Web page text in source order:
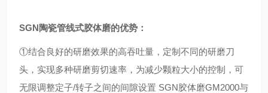
SGN陶瓷管线式胶体磨的优势：
①结合良好的研磨效果的高吞吐量，定制不同的研磨刀
头，实现多种研磨剪切速率，为减少颗粒大小的控制，可
无限调整定子/转子之间的间隙设置 SGN胶体磨GM2000与